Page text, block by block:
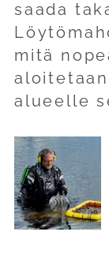
saada
mitä
alueelle